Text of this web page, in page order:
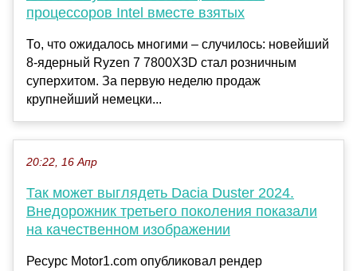
процессоров Intel вместе взятых
То, что ожидалось многими – случилось: новейший
8-ядерный Ryzen 7 7800X3D стал розничным
суперхитом. За первую неделю продаж
крупнейший немецки...
20:22, 16 Апр
Так может выглядеть Dacia Duster 2024.
Внедорожник третьего поколения показали
на качественном изображении
Ресурс Motor1.com опубликовал рендер